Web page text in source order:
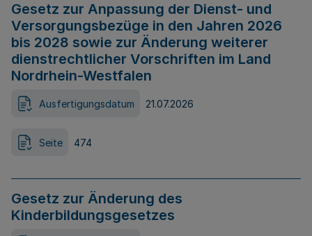
Gesetz zur Anpassung der Dienst- und
Versorgungsbezüge in den Jahren 2026
bis 2028 sowie zur Änderung weiterer
dienstrechtlicher Vorschriften im Land
Nordrhein-Westfalen
Ausfertigungsdatum 21.07.2026
Seite 474
Gesetz zur Änderung des
Kinderbildungsgesetzes